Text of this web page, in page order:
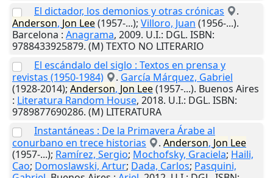
El dictador, los demonios y otras crónicas
.
Anderson, Jon Lee(1957-...); Villoro, Juan (1956-...).
Barcelona : Anagrama, 2009. U.I.: DGL. ISBN:
9788433925879. (M) TEXTO NO LITERARIO
El escándalo del siglo : Textos en prensa y
revistas (1950-1984)
. García Márquez, Gabriel
(1928-2014); Anderson, Jon Lee(1957-...). Buenos Aires
: Literatura Random House, 2018. U.I.: DGL. ISBN:
9789877690286. (M) LITERATURA
Instantáneas : De la Primavera Árabe al
conurbano en trece historias
. Anderson, Jon Lee
(1957-...); Ramírez, Sergio; Mochofsky, Graciela; Haili,
Cao; Domoslawski, Artur; Dada, Carlos; Pasquini,